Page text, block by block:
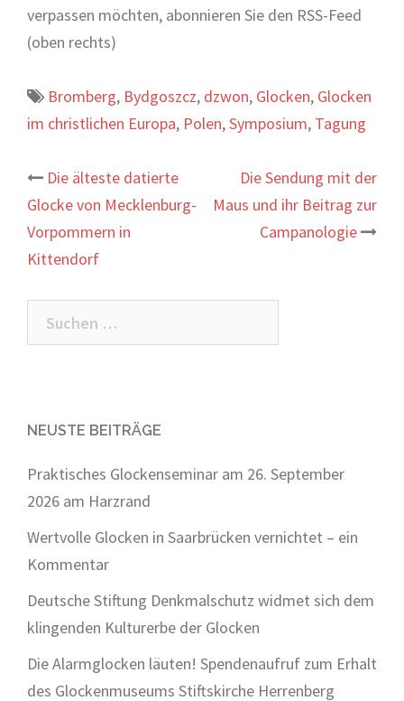
verpassen möchten, abonnieren Sie den RSS-Feed
(oben rechts)
Bromberg, Bydgoszcz, dzwon, Glocken, Glocken
im christlichen Europa, Polen,Symposium, Tagung
Beitrags-
Navigation
Die älteste datierte
Glocke von Mecklenburg-
Vorpommern in
Kittendorf
Die Sendung mit der
Maus und ihr Beitrag zur
Campanologie
Suchen
nach:
NEUSTE BEITRÄGE
Praktisches Glockenseminar am 26. September
2026 am Harzrand
Wertvolle Glocken in Saarbrücken vernichtet – ein
Kommentar
Deutsche Stiftung Denkmalschutz widmet sich dem
klingenden Kulturerbe der Glocken
Die Alarmglocken läuten! Spendenaufruf zum Erhalt
des Glockenmuseums Stiftskirche Herrenberg